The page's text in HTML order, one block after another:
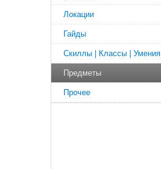
Локации
Гайды
Скиллы | Классы | Умения
Предметы
Прочее